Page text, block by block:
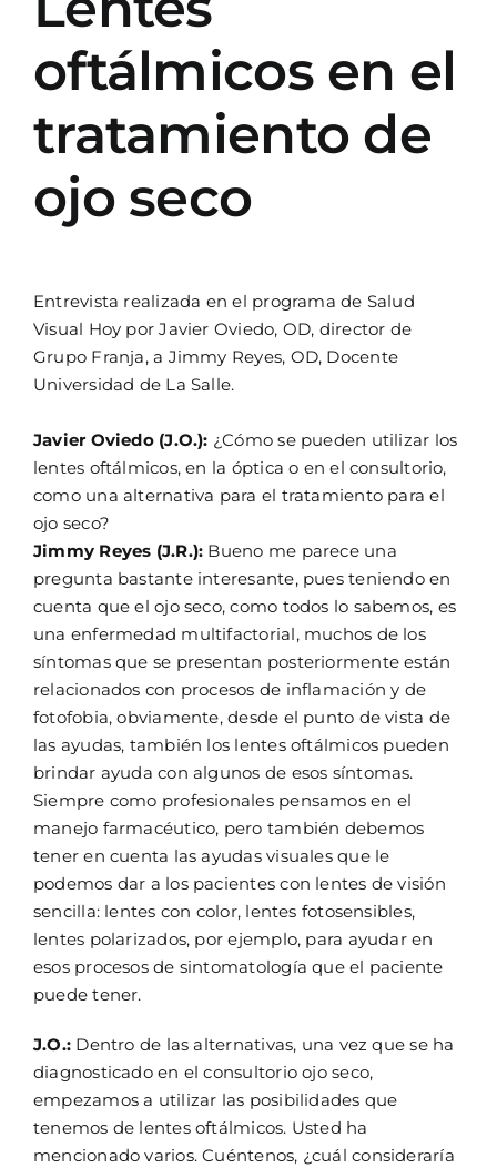
oftálmicos en el
tratamiento de
ojo seco
Entrevista realizada en el programa de Salud
Visual Hoy por Javier Oviedo, OD, director de
Grupo Franja, a Jimmy Reyes, OD, Docente
Universidad de La Salle.
Javier Oviedo (J.O.): ¿Cómo se pueden utilizar los
lentes oftálmicos, en la óptica o en el consultorio,
como una alternativa para el tratamiento para el
ojo seco?
Jimmy Reyes (J.R.): Bueno me parece una
pregunta bastante interesante, pues teniendo en
cuenta que el ojo seco, como todos lo sabemos, es
una enfermedad multifactorial, muchos de los
síntomas que se presentan posteriormente están
relacionados con procesos de inflamación y de
fotofobia, obviamente, desde el punto de vista de
las ayudas, también los lentes oftálmicos pueden
brindar ayuda con algunos de esos síntomas.
Siempre como profesionales pensamos en el
manejo farmacéutico, pero también debemos
tener en cuenta las ayudas visuales que le
podemos dar a los pacientes con lentes de visión
sencilla: lentes con color, lentes fotosensibles,
lentes polarizados, por ejemplo, para ayudar en
esos procesos de sintomatología que el paciente
puede tener.
J.O.: Dentro de las alternativas, una vez que se ha
diagnosticado en el consultorio ojo seco,
empezamos a utilizar las posibilidades que
tenemos de lentes oftálmicos. Usted ha
mencionado varios. Cuéntenos, ¿cuál consideraría